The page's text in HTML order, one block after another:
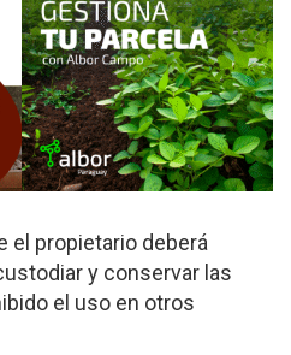
el propietario deberá
y conservar las
el uso en otros